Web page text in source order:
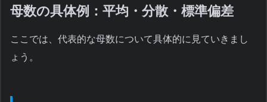
母数の具体例：平均・分散・標準偏差
ここでは、代表的な母数について具体的に見ていきまし
ょう。